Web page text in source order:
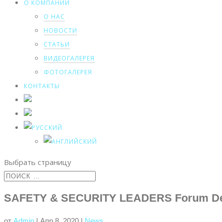
О КОМПАНИИ
О НАС
НОВОСТИ
СТАТЬИ
ВИДЕОГАЛЕРЕЯ
ФОТОГАЛЕРЕЯ
КОНТАКТЫ
Выбрать страницу
SAFETY & SECURITY LEADERS Forum